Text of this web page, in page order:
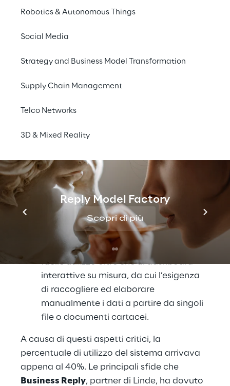
Robotics & Autonomous Things
Social Media
Strategy and Business Model Transformation
Supply Chain Management
Telco Networks
3D & Mixed Reality
Reply Model Factory
Scopri di più
Scenario
problemi:
Scarso coordinamento a livello
Elevati costi di manutenzione e
Paese fornisse risorse per ogni istanza
del CRM.
Nessuna possibilità di miglioramento
nel tempo (ad es. configurazione per
app mobili, integrazione con Outlook).
Mancanza di rapporti strutturati e di
facile utilizzo oltre che di dashboard
interattive su misura, da cui l’esigenza
di raccogliere ed elaborare
manualmente i dati a partire da singoli
file o documenti cartacei.
A causa di questi aspetti critici, la
percentuale di utilizzo del sistema arrivava
appena al 40%. Le principali sfide che
Business Reply, partner di Linde, ha dovuto